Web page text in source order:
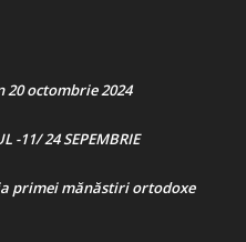
octombrie 2024
-11/ 24 SEPEMBRIE
primei mănăstiri ortodoxe